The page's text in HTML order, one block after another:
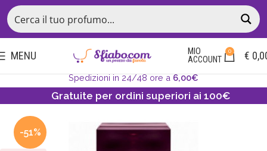
MENU
MIO
ACCOUNT
0 €
Spedizioni in 24/48 ore a6,00€
Gratuite per ordini superiori ai 100€
-51%